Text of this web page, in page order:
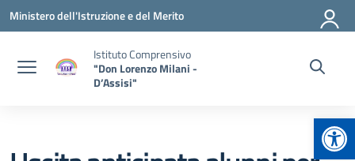
Vai ai contenuti
Vai al menu di navigazione
Vai al footer
Ministero dell'Istruzione e del Merito
Istituto Comprensivo
"Don Lorenzo Milani -
D’Assisi"